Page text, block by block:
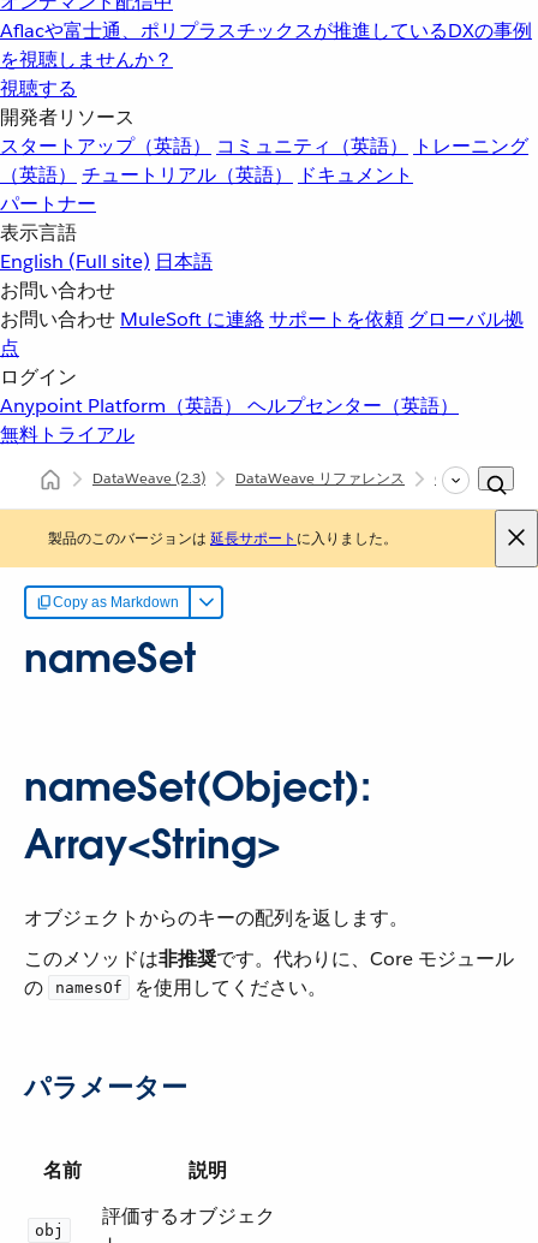
Aflacや富士通、ポリプラスチックスが推進しているDXの事例
を視聴しませんか？
視聴する
開発者リソース
スタートアップ（英語）
コミュニティ（英語）
トレーニング
（英語）
チュートリアル（英語）
ドキュメント
パートナー
表示言語
English (Full site) 日本語
お問い合わせ
お問い合わせ MuleSoft に連絡サポートを依頼 グローバル拠
点
ログイン
Anypoint Platform（英語） ヘルプセンター（英語）
無料トライアル
DataWeave(2.3) DataWeave リファレンス Objects
製品のこのバージョンは 延長サポート に入りました。
Copy as Markdown
nameSet
nameSet(Object):
Array<String>
オブジェクトからのキーの配列を返します。
このメソッドは​非推奨​です。代わりに、Core モジュール
の ​
namesOf ​ を使用してください。
パラメーター
名前 説明
obj
評価するオブジェク